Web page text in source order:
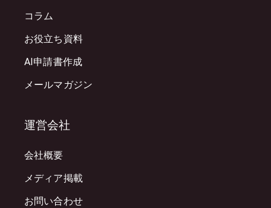
コラム
お役立ち資料
AI申請書作成
メールマガジン
運営会社
会社概要
メディア掲載
お問い合わせ